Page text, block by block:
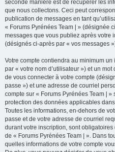
seconde manière est de récupérer les
que nous collectons. Ceci peut
publication de messages en tant
« Forums Pyrénées Team | » (désignée
messages que vous publiez après votre
(désignés ci-après par « vos messages
Votre compte contiendra au minimum
par « votre nom d’utilisateur ») et un
de vous connecter à votre compte
passe ») et une adresse de courriel
compte sur « Forums Pyrénées Team |
protection des données applicables
Toutes les informations, en-dehors de
passe et de votre adresse de courriel
durant votre inscription, sont
de « Forums Pyrénées Team | ». Dans
quelles informations de votre compte